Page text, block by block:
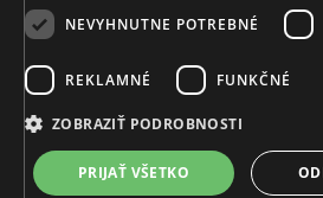
3 491 €
Vyrobíme a doručíme do 21 dní
© MIKUŠ DIAMONDS, A.S. 2026.
NEVYHNUTNE POTREBNÉ
REKLAMNÉ FUNKČNÉ
ZOBRAZIŤ PODROBNOSTI
PRIJAŤ VŠETKO